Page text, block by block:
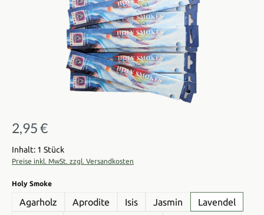
Regulärer Preis:
2,95 €
Inhalt: 1 Stück
Preise inkl. MwSt. zzgl. Versandkosten
Holy Smokeauswählen
Agarholz Aprodite Isis Jasmin
Lavendel